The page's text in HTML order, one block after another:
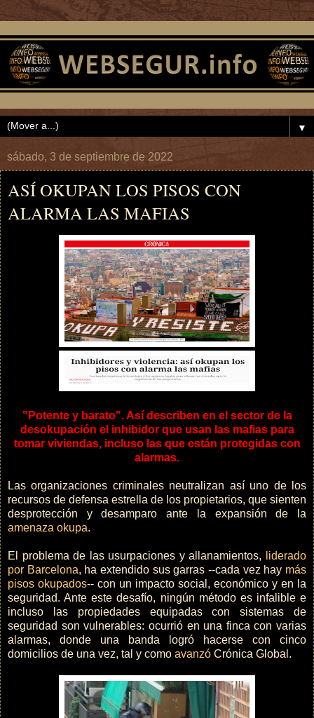
▼
sábado, 3 de septiembre de 2022
ASÍ OKUPAN LOS PISOS CON
ALARMA LAS MAFIAS
"Potente y barato". Así describen en el sector de la
desokupación el inhibidor que usan las mafias para
tomar viviendas, incluso las que están protegidas con
alarmas.
Las organizaciones criminales neutralizan así uno de los
recursos de defensa estrella de los propietarios, que sienten
desprotección y desamparo ante la expansión de la
amenaza okupa.
El problema de las usurpaciones y allanamientos,
liderado
por Barcelona, ha extendido sus garras --cada vez hay más
pisos okupados-- con un impacto social, económico y en la
seguridad. Ante este desafío, ningún método es infalible e
incluso las propiedades equipadas con sistemas de
seguridad son vulnerables: ocurrió en una finca con varias
alarmas, donde una banda logró hacerse con cinco
domicilios de una vez, tal y como avanzó Crónica Global.